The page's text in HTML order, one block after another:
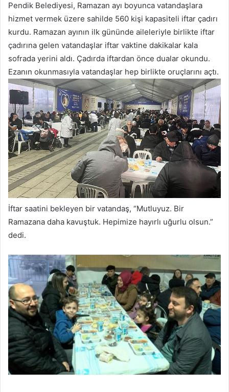
t
a
g
ö
n
d
e
r
m
e
k
Pendik Belediyesi, Ramazan ayı boyunca vatandaşlara
hizmet vermek üzere sahilde 560 kişi kapasiteli iftar çadırı
kurdu. Ramazan ayının ilk gününde aileleriyle birlikte iftar
çadırına gelen vatandaşlar iftar vaktine dakikalar kala
sofrada yerini aldı. Çadırda iftardan önce dualar okundu.
Ezanın okunmasıyla vatandaşlar hep birlikte oruçlarını açtı.
İftar saatini bekleyen bir vatandaş, “Mutluyuz. Bir
Ramazana daha kavuştuk. Hepimize hayırlı uğurlu olsun.”
dedi.